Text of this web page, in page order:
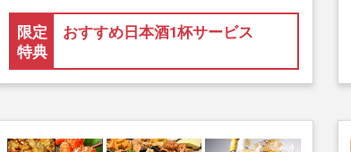
限定
特典
おすすめ日本酒1杯サービス